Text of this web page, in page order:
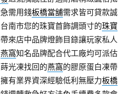
需用錢板橋當舖需求皆可貸款誠
南市您的珠寶首飾調頭寸的珠寶
來店中品牌燈飾目錄讓玩家私人
燕窩知名品牌配合代工廠均可派估
光凍找回的燕窩的膠原蛋白凍帶
有業界資深經驗低利無壓力板橋